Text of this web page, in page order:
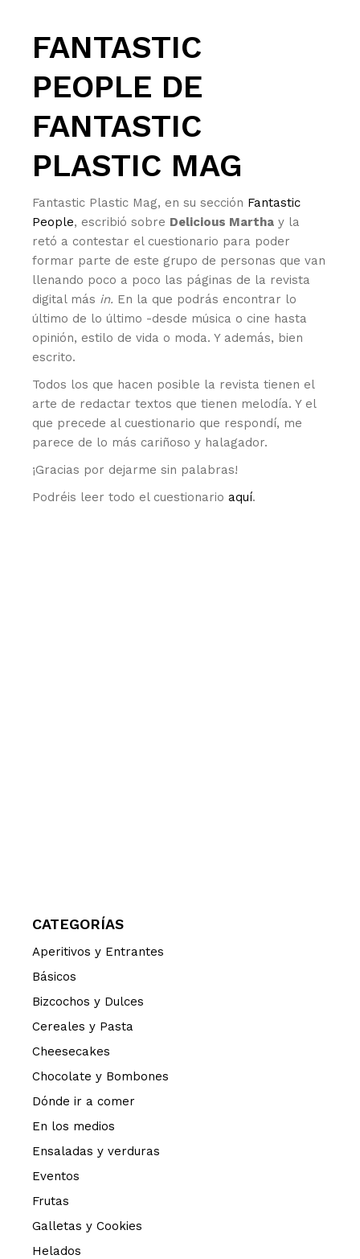
FANTASTIC
PEOPLE DE
FANTASTIC
PLASTIC MAG
Fantastic Plastic Mag, en su sección Fantastic
People, escribió sobre Delicious Martha y la
retó a contestar el cuestionario para poder
formar parte de este grupo de personas que van
llenando poco a poco las páginas de la revista
digital más in. En la que podrás encontrar lo
último de lo último -desde música o cine hasta
opinión, estilo de vida o moda. Y además, bien
escrito.
Todos los que hacen posible la revista tienen el
arte de redactar textos que tienen melodía. Y el
que precede al cuestionario que respondí, me
parece de lo más cariñoso y halagador.
¡Gracias por dejarme sin palabras!
Podréis leer todo el cuestionarioaquí.
CATEGORÍAS
Aperitivos y Entrantes
Básicos
Bizcochos y Dulces
Cereales y Pasta
Cheesecakes
Chocolate y Bombones
Dónde ir a comer
En los medios
Ensaladas y verduras
Eventos
Frutas
Galletas y Cookies
Helados